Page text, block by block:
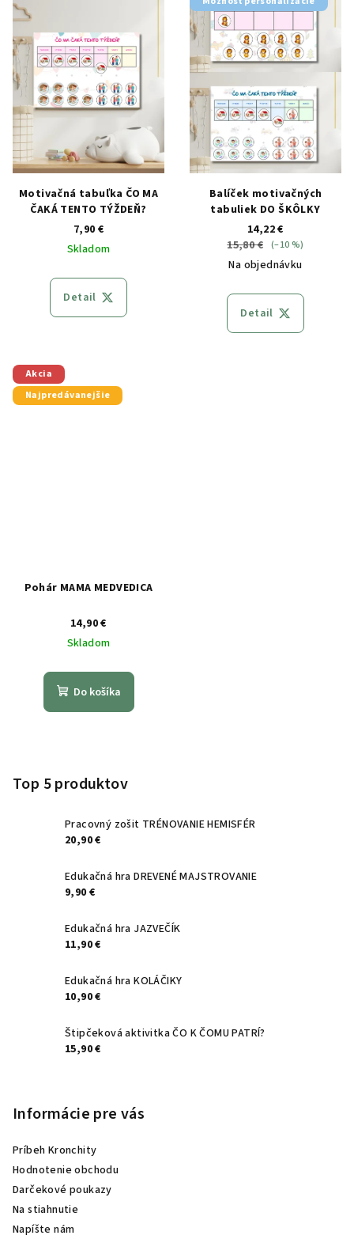
Motivačná tabuľka ČO MA
ČAKÁ TENTO TÝŽDEŇ?
7,90 €
Skladom
Detail
Balíček motivačných
tabuliek DO ŠKÔLKY
14,22 €
15,80 € (–10 %)
Na objednávku
Detail
Akcia
Najpredávanejšie
Pohár MAMA MEDVEDICA
14,90 €
Skladom
Do košíka
Top 5 produktov
Pracovný zošit TRÉNOVANIE HEMISFÉR
20,90 €
Edukačná hra DREVENÉ MAJSTROVANIE
9,90 €
Edukačná hra JAZVEČÍK
11,90 €
Edukačná hra KOLÁČIKY
10,90 €
Štipčeková aktivitka ČO K ČOMU PATRÍ?
15,90 €
Informácie pre vás
Príbeh Kronchity
Hodnotenie obchodu
Darčekové poukazy
Na stiahnutie
Napíšte nám